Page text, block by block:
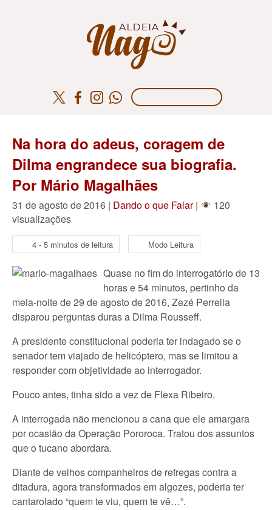
Na hora do adeus, coragem de
Dilma engrandece sua biografia.
Por Mário Magalhães
31 de agosto de 2016 | Dando o que Falar|
120
visualizações
4 - 5 minutos de leitura Modo Leitura
Quase no fim do interrogatório de 13
horas e 54 minutos, pertinho da
meia-noite de 29 de agosto de 2016, Zezé Perrella
disparou perguntas duras a Dilma Rousseff.
A presidente constitucional poderia ter indagado se o
senador tem viajado de helicóptero, mas se limitou a
responder com objetividade ao interrogador.
Pouco antes, tinha sido a vez de Flexa Ribeiro.
A interrogada não mencionou a cana que ele amargara
por ocasião da Operação Pororoca. Tratou dos assuntos
que o tucano abordara.
Diante de velhos companheiros de refregas contra a
ditadura, agora transformados em algozes, poderia ter
cantarolado “quem te viu, quem te vê…”.